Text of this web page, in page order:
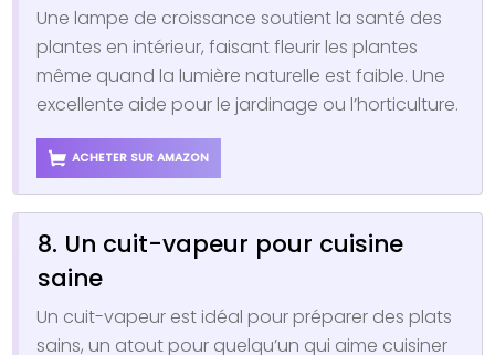
Une lampe de croissance soutient la santé des
plantes en intérieur, faisant fleurir les plantes
même quand la lumière naturelle est faible. Une
excellente aide pour le jardinage ou l’horticulture.
ACHETER SUR AMAZON
8. Un cuit-vapeur pour cuisine
saine
Un cuit-vapeur est idéal pour préparer des plats
sains, un atout pour quelqu’un qui aime cuisiner